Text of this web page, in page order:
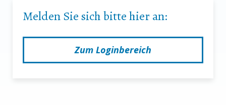
Melden Sie sich bitte hier an:
Zum Loginbereich